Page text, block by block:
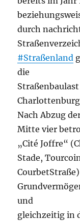
durch
#Straßenland
die
Nach Abzug
Mitte vier
„Cité Joffre“
Stade,
und
gleichzeitig in